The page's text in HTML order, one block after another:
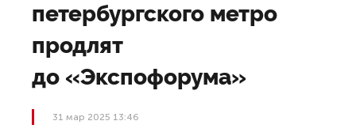
петербургского метро
продлят
до «Экспофорума»
31 мар 2025 13:46